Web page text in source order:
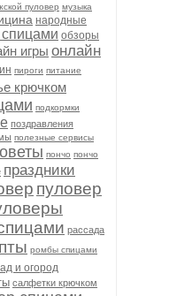
пуловер музыка
народные
спицами обзоры
игры онлайн
пироги питание
крючком
подкормки
поздравления
полезные сервисы
пончо пончо
праздники
пуловер
рассада
ромбы спицами
и огород
салфетки крючком